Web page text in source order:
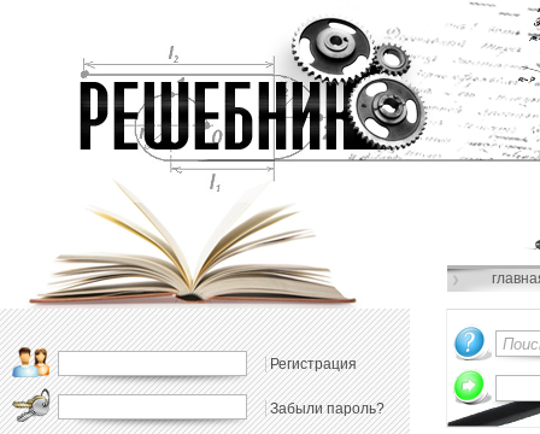
Регистрация
Забыли пароль?